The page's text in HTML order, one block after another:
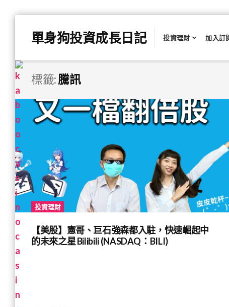
單身狗投資成長日記 投資理財 加入訂
標籤:騰訊
投資理財
【美股】憲哥、巨石強森都入駐，快速崛起中
的未來之星 Bilibili (NASDAQ：BILI)